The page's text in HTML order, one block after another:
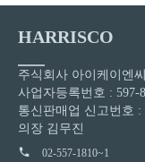
HARRISCO
주식회사 아이케이엔씨
사업자등록번호 : 597-
통신판매업 신고번호 :
의장 김무진
02-557-1810~1